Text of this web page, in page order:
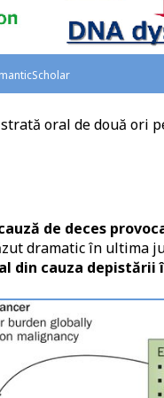
oral de două ori
de deces
dramatic în ultima
din cauza depistării